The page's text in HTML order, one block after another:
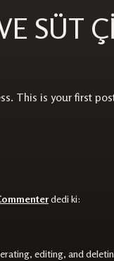
SÜT
This is your first
dedi ki:
editing, and